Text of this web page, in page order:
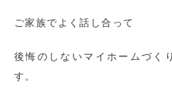
ご家族でよく話し合って
後悔のしないマイホームづく
す。